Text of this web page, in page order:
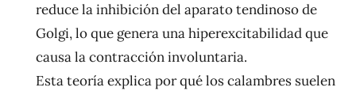
reduce la inhibición del aparato tendinoso de
Golgi, lo que genera una hiperexcitabilidad que
causa la contracción involuntaria.
Esta teoría explica por qué los calambres suelen